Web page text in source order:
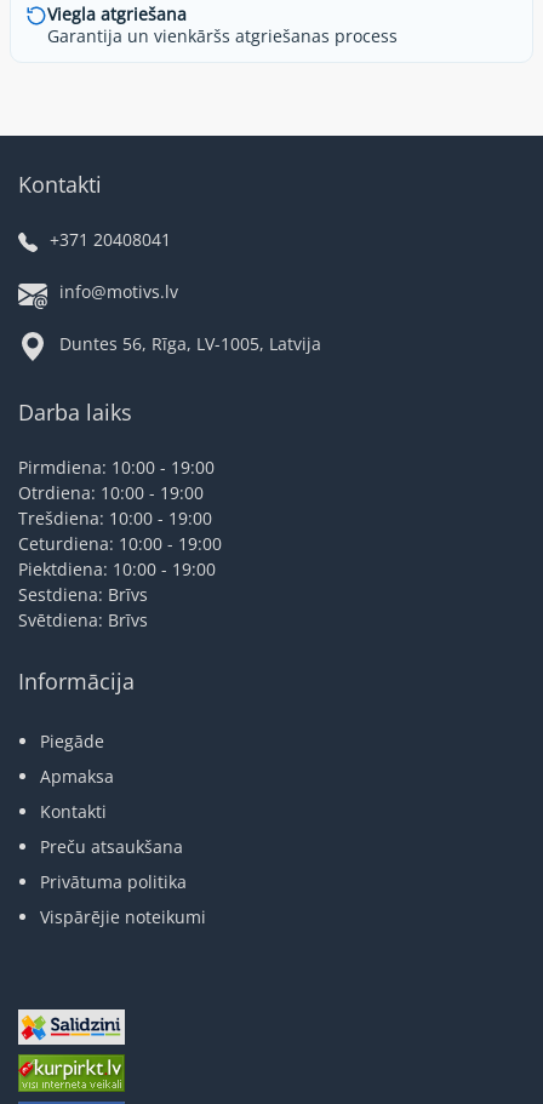
Viegla atgriešana
Garantija un vienkāršs atgriešanas process
Kontakti
+371 20408041
info@motivs.lv
Duntes 56, Rīga, LV-1005, Latvija
Darba laiks
Pirmdiena: 10:00 - 19:00
Otrdiena: 10:00 - 19:00
Trešdiena: 10:00 - 19:00
Ceturdiena: 10:00 - 19:00
Piektdiena: 10:00 - 19:00
Sestdiena: Brīvs
Svētdiena: Brīvs
Informācija
Piegāde
Apmaksa
Kontakti
Preču atsaukšana
Privātuma politika
Vispārējie noteikumi